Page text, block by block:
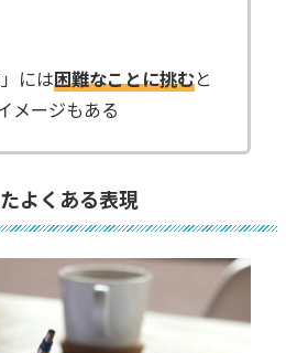
には困難なことに挑むと
メージもある
よくある表現